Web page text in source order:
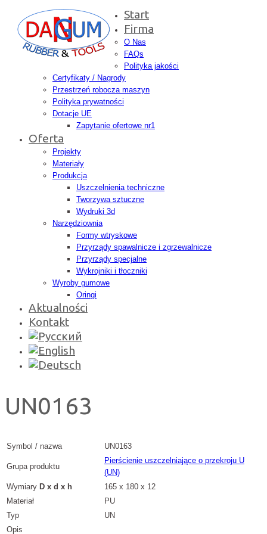
Start
Firma
O Nas
FAQs
Polityka jakości
Certyfikaty / Nagrody
Przestrzeń robocza maszyn
Polityka prywatności
Dotacje UE
Zapytanie ofertowe nr1
Oferta
Projekty
Materiały
Produkcja
Uszczelnienia techniczne
Tworzywa sztuczne
Wydruki 3d
Narzędziownia
Formy wtryskowe
Przyrządy spawalnicze i zgrzewalnicze
Przyrządy specjalne
Wykrojniki i tłoczniki
Wyroby gumowe
Oringi
Aktualności
Kontakt
UN0163
Symbol / nazwa UN0163
Grupa produktu
Pierścienie uszczelniające o przekroju U
(UN)
Wymiary D x d x h
165 x 180 x 12
Materiał
PU
Typ
UN
Opis